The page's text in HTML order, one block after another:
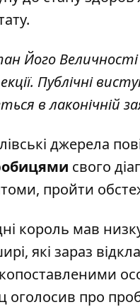
Його Величності
Публічні
в лаконічній
джерела
свого
пройти
король мав
які зараз
оголосив про